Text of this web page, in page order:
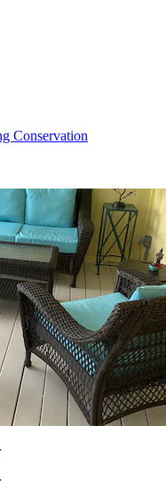
Conservation